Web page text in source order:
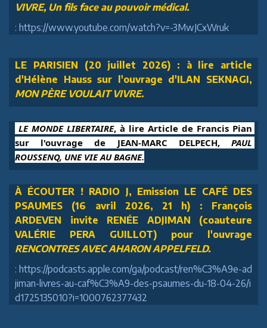
VIVRE, Un fils face au pouvoir médical.
: https://www.youtube.com/watch?v=-3MwJCxWruk
LE PARISIEN (20 juillet 2026) : à lire article
d'Hélène Hauss sur l'ouvrage d'ILAN SEKNAGI,
MON PÈRE VOULAIT VIVRE.
LE MONDE LIBERTAIRE, à lire Article de Francis Pian
sur l'ouvrage de JEAN-MARC DELPECH, PAUL
ROUSSENQ, UNE VIE AU BAGNE.
À ÉCOUTER ! RADIO J, Emission LE CAFÉ DES
PSAUMES (16 avril 2026, 21 h) : François
ARDEVEN invite RENÉE ADJIMAN (coauteure
VALÉRIE PERA GUILLOT) pour l'ouvrage
RENCONTRES AVEC AHARON APPELFELD.
: https://podcasts.apple.com/ga/podcast/ren%C3%A9e-ad
jiman-livres-au-caf%C3%A9-des-psaumes-du-18-04-26/i
d1725135010?i=1000762377432